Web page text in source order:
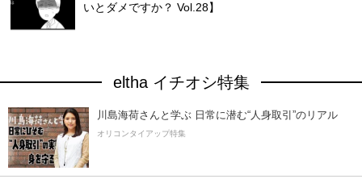
いとダメですか？ Vol.28】
eltha イチオシ特集
川島海荷さんと学ぶ 日常に潜む“人身取引”のリアル
オリコンタイアップ特集